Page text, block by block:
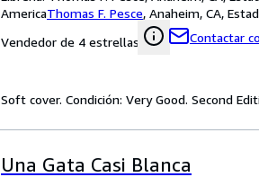
AmericaThomas F. Pesce, Anaheim, CA,
Vendedor de 4 estrellas
Contactar
Soft cover. Condición: Very Good. Second
Una Gata Casi Blanca